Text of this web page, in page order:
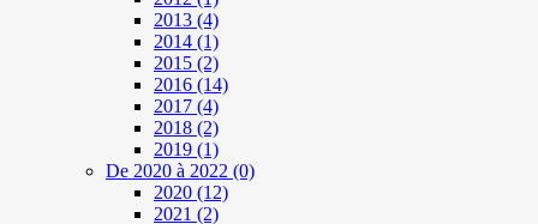
2013 (4)
2014 (1)
2015 (2)
2016 (14)
2017 (4)
2018 (2)
2019 (1)
De 2020 à 2022 (0)
2020 (12)
2021 (2)